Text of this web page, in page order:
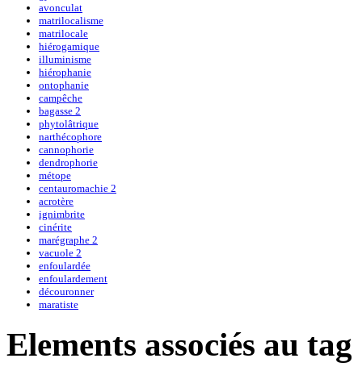
avonculat
matrilocalisme
matrilocale
hiérogamique
illuminisme
hiérophanie
ontophanie
campêche
bagasse 2
phytolâtrique
narthécophore
cannophorie
dendrophorie
métope
centauromachie 2
acrotère
ignimbrite
cinérite
marégraphe 2
vacuole 2
enfoulardée
enfoulardement
découronner
maratiste
Elements associés au tag